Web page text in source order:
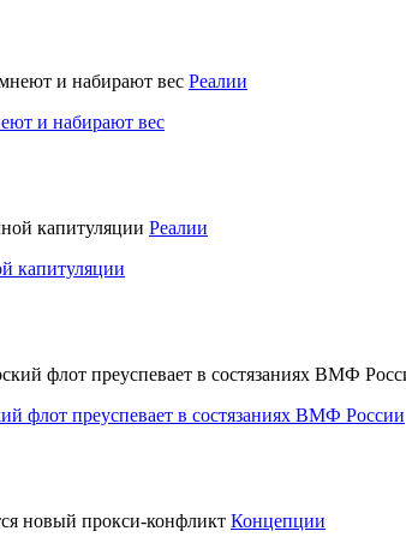
Реалии
и набирают вес
Реалии
капитуляции
флот преуспевает в состязаниях ВМФ России
Концепции